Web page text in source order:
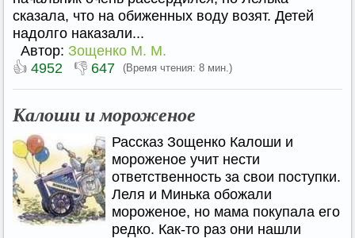
сказала, что на обиженных воду возят. Детей
надолго наказали...
Автор: Зощенко М. М.
👍 4952 👎 647 (Время чтения: 8 мин.)
Калоши и мороженое
Рассказ Зощенко Калоши и
мороженое учит нести
ответственность за свои поступки.
Леля и Минька обожали
мороженое, но мама покупала его
редко. Как-то раз они нашли